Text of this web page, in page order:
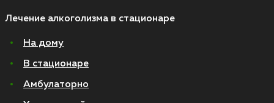
Лечение алкоголизма в стационаре
На дому
В стационаре
Амбулаторно